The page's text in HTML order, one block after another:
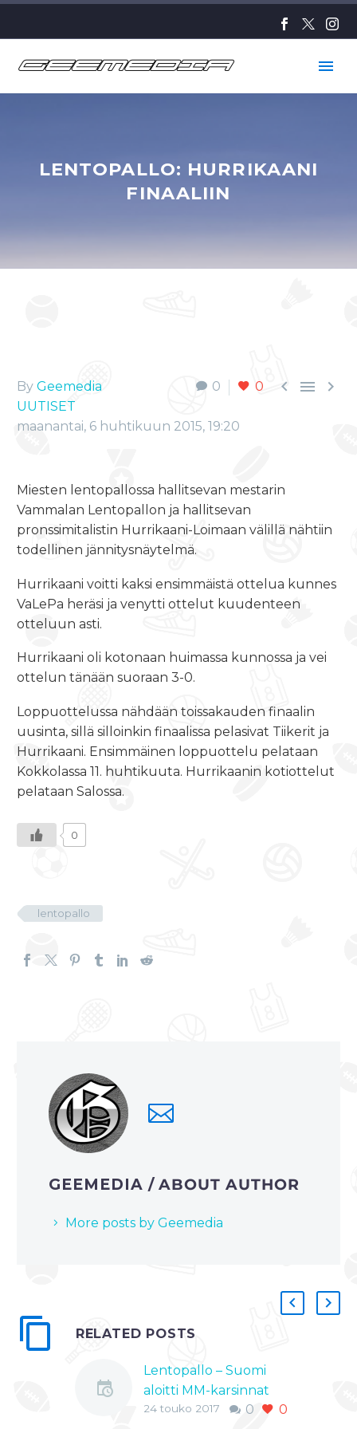
LENTOPALLO: HURRIKAANI
FINAALIIN
0 0   
By Geemedia
UUTISET
maanantai, 6 huhtikuun 2015, 19:20
Miesten lentopallossa hallitsevan mestarin
Vammalan Lentopallon ja hallitsevan
pronssimitalistin Hurrikaani-Loimaan välillä nähtiin
todellinen jännitysnäytelmä.
Hurrikaani voitti kaksi ensimmäistä ottelua kunnes
VaLePa heräsi ja venytti ottelut kuudenteen
otteluun asti.
Hurrikaani oli kotonaan huimassa kunnossa ja vei
ottelun tänään suoraan 3-0.
Loppuottelussa nähdään toissakauden finaalin
uusinta, sillä silloinkin finaalissa pelasivat Tiikerit ja
Hurrikaani. Ensimmäinen loppuottelu pelataan
Kokkolassa 11. huhtikuuta. Hurrikaanin kotiottelut
pelataan Salossa.
0
lentopallo
GEEMEDIA / ABOUT AUTHOR
More posts by Geemedia
RELATED POSTS
Lentopallo – Suomi
aloitti MM-karsinnat
vakuuttavalla 3-0
0 0
24 touko 2017